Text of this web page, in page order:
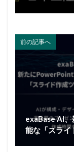
前の記事へ
exaBase AI
能な「スライ